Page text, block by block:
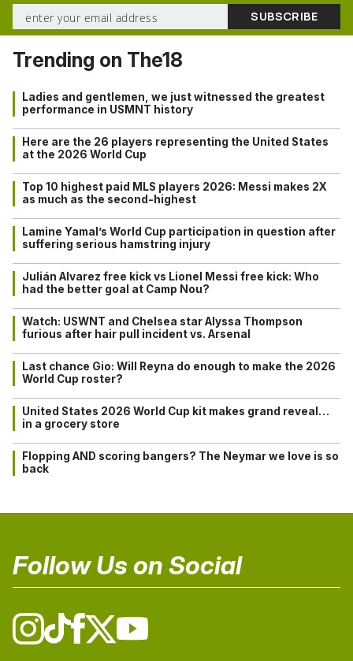
Trending on The18
Ladies and gentlemen, we just witnessed the greatest
performance in USMNT history
Here are the 26 players representing the United States
at the 2026 World Cup
Top 10 highest paid MLS players 2026: Messi makes 2X
as much as the second-highest
Lamine Yamal’s World Cup participation in question after
suffering serious hamstring injury
Julián Alvarez free kick vs Lionel Messi free kick: Who
had the better goal at Camp Nou?
Watch: USWNT and Chelsea star Alyssa Thompson
furious after hair pull incident vs. Arsenal
Last chance Gio: Will Reyna do enough to make the 2026
World Cup roster?
United States 2026 World Cup kit makes grand reveal…
in a grocery store
Flopping AND scoring bangers? The Neymar we love is so
back
Follow Us on Social